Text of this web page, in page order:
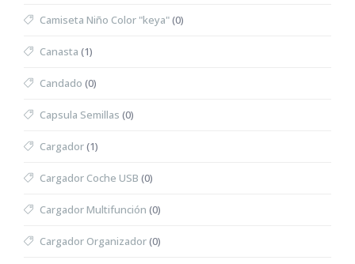
Camiseta Niño Color "keya"(0)
Canasta (1)
Candado (0)
Capsula Semillas (0)
Cargador(1)
Cargador Coche USB (0)
Cargador Multifunción (0)
Cargador Organizador(0)